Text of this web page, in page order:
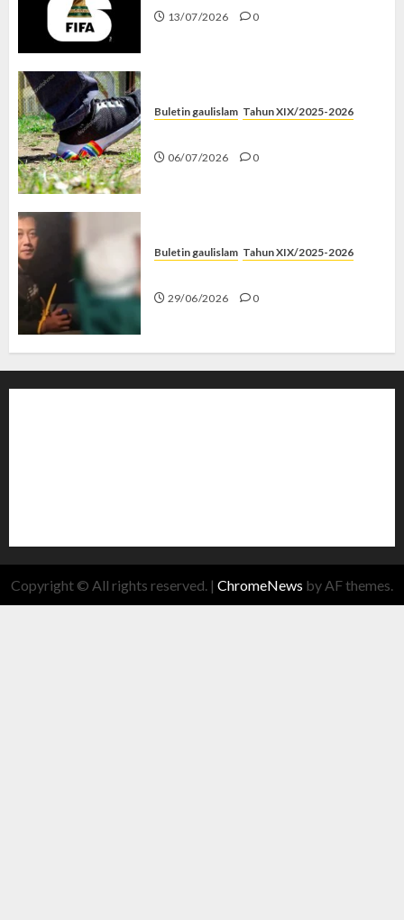
13/07/2026 0
Buletin gaulislam Tahun XIX/2025-2026
06/07/2026 0
Buletin gaulislam Tahun XIX/2025-2026
29/06/2026 0
Copyright © All rights reserved. | ChromeNews by AF themes.